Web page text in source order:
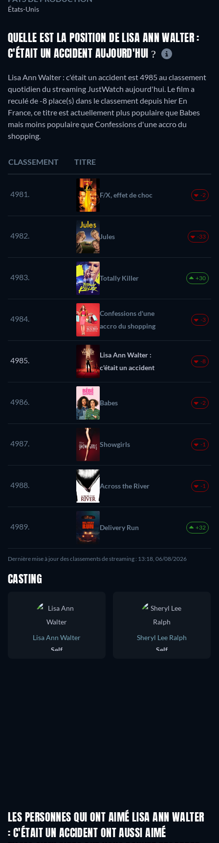
États-Unis
QUELLE EST LA POSITION DE LISA ANN WALTER :
C'ÉTAIT UN ACCIDENT AUJOURD'HUI ?
Lisa Ann Walter : c'était un accident est 4985 au classement
quotidien du streaming JustWatch aujourd'hui. Le film a
reculé de -8 place(s) dans le classement depuis hier En
France, ce titre est actuellement plus populaire que Babes
mais moins populaire que Confessions d'une accro du
shopping.
CLASSEMENT TITRE
4981. F/X, effet de choc -2
4982. Jules -33
4983. Totally Killer +30
4984.
Confessions d'une
accro du shopping
-3
4985.
Lisa Ann Walter :
c'était un accident
-8
4986. Babes -2
4987. Showgirls -1
4988. Across the River -1
4989. Delivery Run +32
Dernière mise à jour des classements de streaming : 13:18, 06/08/2026
CASTING
Lisa Ann Walter
Self
Sheryl Lee Ralph
Self
LES PERSONNES QUI ONT AIMÉ LISA ANN WALTER
: C'ÉTAIT UN ACCIDENT ONT AUSSI AIMÉ